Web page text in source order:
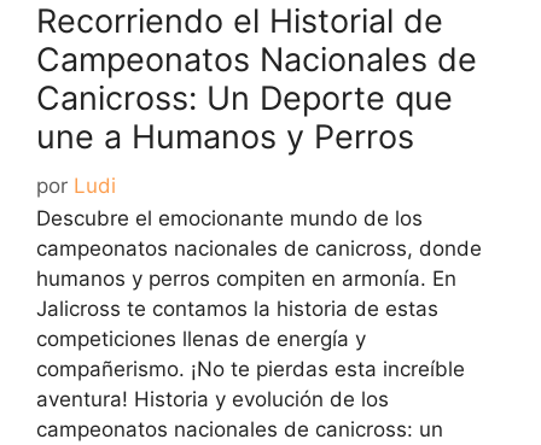
Recorriendo el Historial de
Campeonatos Nacionales de
Canicross: Un Deporte que
une a Humanos y Perros
por Ludi
Descubre el emocionante mundo de los
campeonatos nacionales de canicross, donde
humanos y perros compiten en armonía. En
Jalicross te contamos la historia de estas
competiciones llenas de energía y
compañerismo. ¡No te pierdas esta increíble
aventura! Historia y evolución de los
campeonatos nacionales de canicross: un